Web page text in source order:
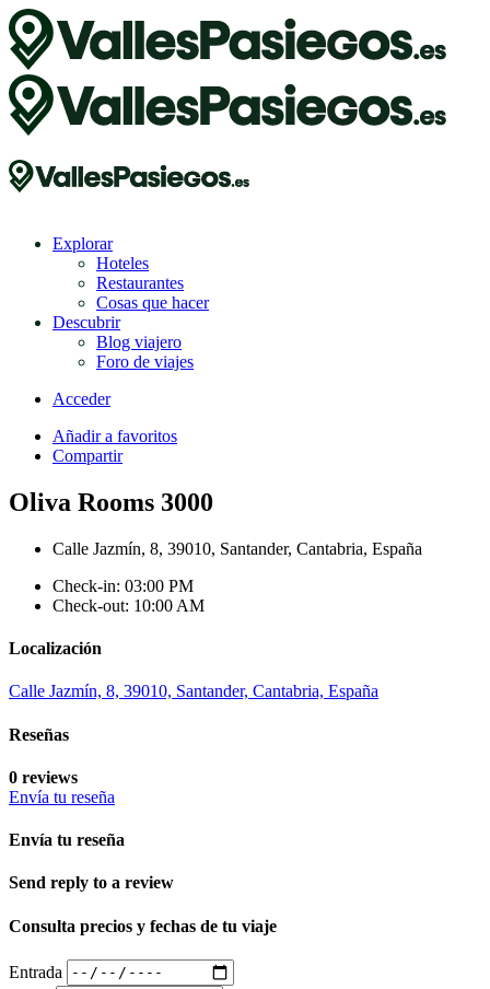
Explorar
Hoteles
Restaurantes
Cosas que hacer
Descubrir
Blog viajero
Foro de viajes
Acceder
Añadir a favoritos
Compartir
Oliva Rooms 3000
Calle Jazmín, 8, 39010, Santander, Cantabria, España
Check-in: 03:00 PM
Check-out: 10:00 AM
Localización
Calle Jazmín, 8, 39010, Santander, Cantabria, España
Reseñas
0 reviews
Envía tu reseña
Envía tu reseña
Send reply to a review
Consulta precios y fechas de tu viaje
Entrada